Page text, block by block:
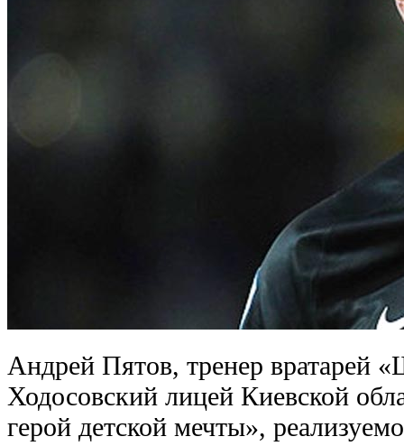
Андрей Пятов, тренер вратарей
Ходосовский лицей Киевской
герой детской мечты»,